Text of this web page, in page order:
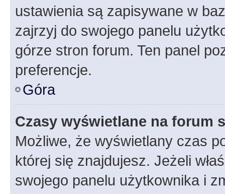
ustawienia są zapisywane w
zajrzyj do swojego panelu
górze stron forum. Ten panel
preferencje.
Góra
Czasy wyświetlane na forum
Możliwe, że wyświetlany czas
której się znajdujesz. Jeżeli
swojego panelu użytkownika i